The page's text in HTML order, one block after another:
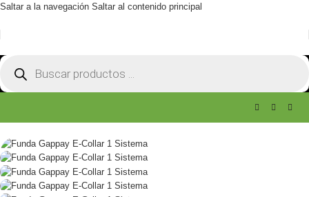
Saltar a la navegación Saltar al contenido principal